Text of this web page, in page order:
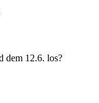
dem 12.6. los?